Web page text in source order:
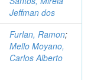
Jeffman dos
Furlan, Ramon;
Mello Moyano,
Carlos Alberto